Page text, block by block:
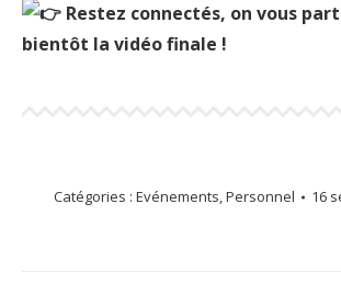
Restez connectés, on vous
bientôt la vidéo finale !
Catégories : Evénements,Personnel 16